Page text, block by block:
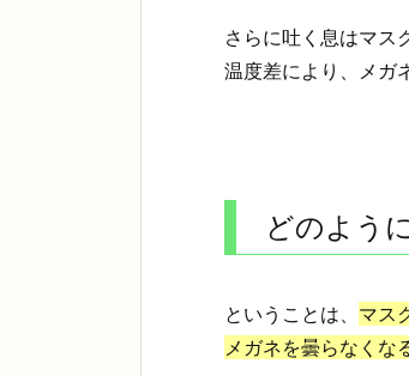
さらに吐く息はマス
温度差により、メガ
どのよう
ということは、 マス
メガネを曇らなくな